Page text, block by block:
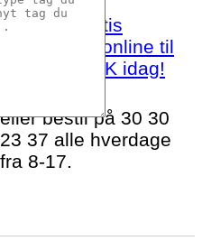
Bestil et gratis
tageftersyn online til
København K idag!
eller bestil på 30 30
23 37 alle hverdage
fra 8-17.